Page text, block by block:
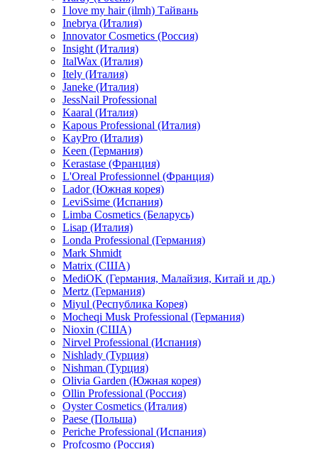
I love my hair (ilmh) Тайвань
Inebrya (Италия)
Innovator Cosmetics (Россия)
Insight (Италия)
ItalWax (Италия)
Itely (Италия)
Janeke (Италия)
JessNail Professional
Kaaral (Италия)
Kapous Professional (Италия)
KayPro (Италия)
Keen (Германия)
Kerastase (Франция)
L'Oreal Professionnel (Франция)
Lador (Южная корея)
LeviSsime (Испания)
Limba Cosmetics (Беларусь)
Lisap (Италия)
Londa Professional (Германия)
Mark Shmidt
Matrix (США)
MediOK (Германия, Малайзия, Китай и др.)
Mertz (Германия)
Miyul (Республика Корея)
Mocheqi Musk Professional (Германия)
Nioxin (США)
Nirvel Professional (Испания)
Nishlady (Турция)
Nishman (Турция)
Olivia Garden (Южная корея)
Ollin Professional (Россия)
Oyster Cosmetics (Италия)
Paese (Польша)
Periche Professional (Испания)
Profcosmo (Россия)